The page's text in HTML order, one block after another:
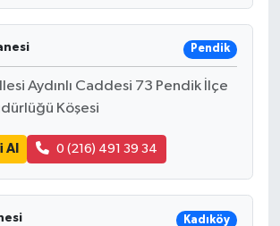
Pendik
Aydınlı Caddesi 73 Pendik İlçe
Köşesi
Al 0 (216) 491 39 34
Kadıköy